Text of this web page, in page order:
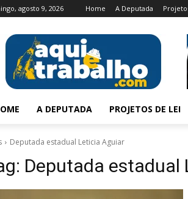
agosto 9, 2026 Home A Deputada
A DEPUTADA PROJETOS DE LEI
Deputada estadual Leticia Aguiar
Deputada estadual